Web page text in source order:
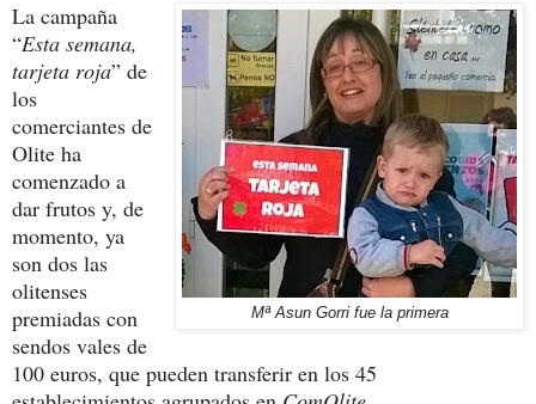
Mª Asun Gorri fue la primera
La campaña
“Esta semana,
tarjeta roja” de
los
comerciantes de
Olite ha
comenzado a
dar frutos y, de
momento, ya
son dos las
olitenses
premiadas con
sendos vales de
100 euros, que pueden transferir en los 45